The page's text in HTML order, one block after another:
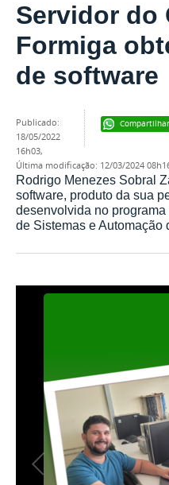
Servidor do
Formiga
de software
Compartilhar
publicado:
18/05/2022
16h03,
última modificação: 12/03/2024
Rodrigo Menezes Sobral
software, produto da sua
desenvolvida no
de Sistemas e Automação